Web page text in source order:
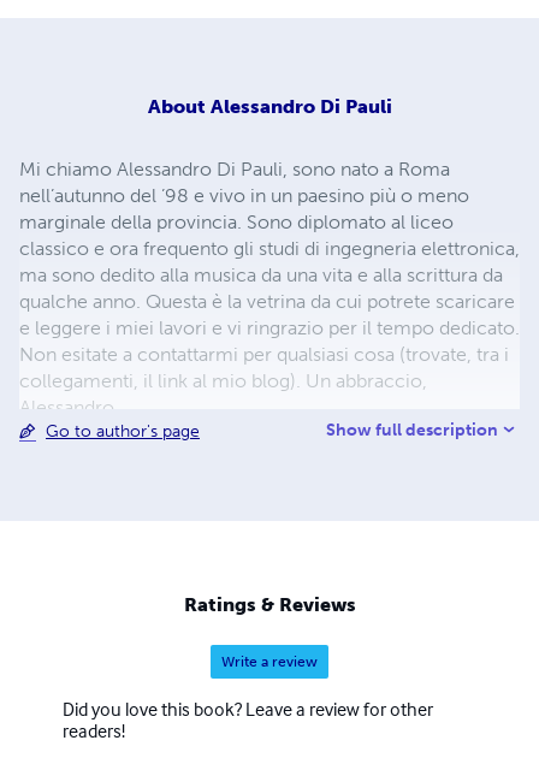
About Alessandro Di Pauli
Mi chiamo Alessandro Di Pauli, sono nato a Roma
nell’autunno del ’98 e vivo in un paesino più o meno
marginale della provincia. Sono diplomato al liceo
classico e ora frequento gli studi di ingegneria elettronica,
ma sono dedito alla musica da una vita e alla scrittura da
qualche anno. Questa è la vetrina da cui potrete scaricare
e leggere i miei lavori e vi ringrazio per il tempo dedicato.
Non esitate a contattarmi per qualsiasi cosa (trovate, tra i
collegamenti, il link al mio blog). Un abbraccio,
Alessandro
Go to author's page Show full description
Ratings & Reviews
Write a review
Did you love this book? Leave a review for other
readers!